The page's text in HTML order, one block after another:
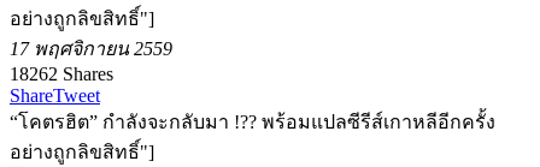
อย่างถูกลิขสิทธิ์"]
17 พฤศจิกายน 2559
18262 Shares
ShareTweet
“โคตรฮิต” กำลังจะกลับมา !?? พร้อมแปลซีรีส์เกาหลีอีกครั้ง
อย่างถูกลิขสิทธิ์"]